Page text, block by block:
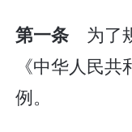
第一条 为了
《中华人民
例。